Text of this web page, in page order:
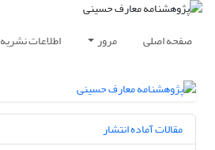
صفحه اصلی مرور اطلاعات نشریه
مقالات آماده انتشار